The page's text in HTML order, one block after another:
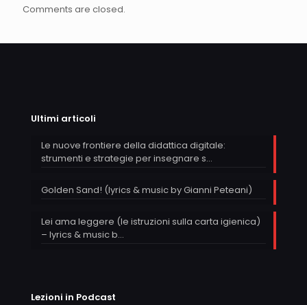
Comments are closed.
Ultimi articoli
Le nuove frontiere della didattica digitale:
strumenti e strategie per insegnare s…
Golden Sand! (lyrics & music by Gianni Peteani)
Lei ama leggere (le istruzioni sulla carta igienica)
– lyrics & music b…
Lezioni in Podcast